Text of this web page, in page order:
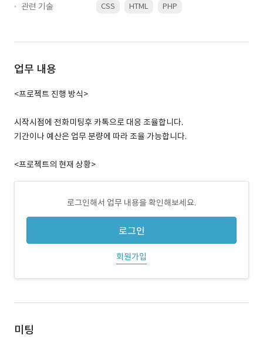
관련 기술
CSS HTML PHP
업무 내용
<프로젝트 진행 방식>
시작시점에 전화미팅후 카톡으로 대응 조율합니다.
기간이나 예산은 업무 분량에 따라 조율 가능합니다.
<프로젝트의 현재 상황>
로그인해서 업무 내용을 확인해보세요.
로그인
회원가입
미팅